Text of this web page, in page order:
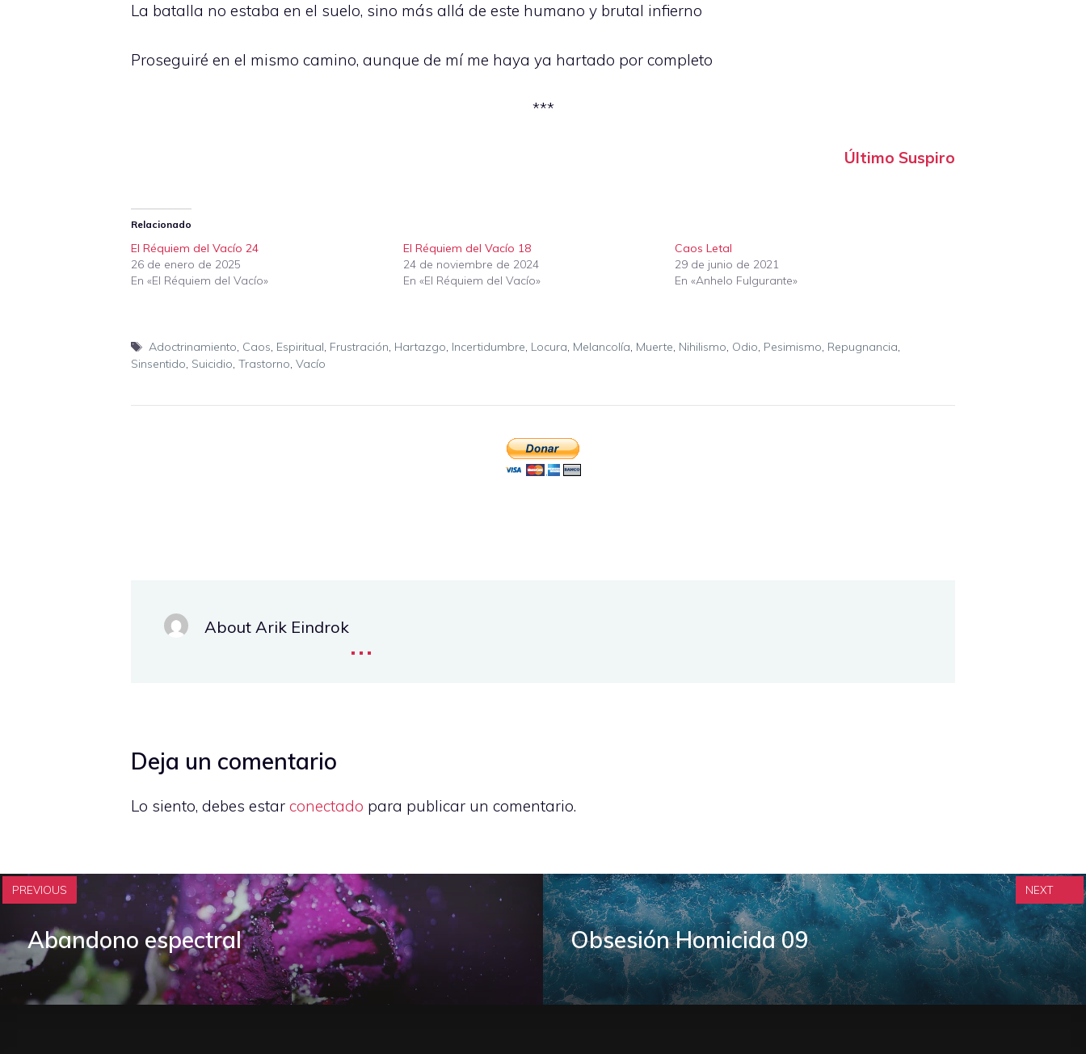
La batalla no estaba en el suelo, sino más allá de este humano y brutal infierno
Proseguiré en el mismo camino, aunque de mí me haya ya hartado por completo
***
Último Suspiro
Relacionado
El Réquiem del Vacío 24
26 de enero de 2025
En «El Réquiem del Vacío»
El Réquiem del Vacío 18
24 de noviembre de 2024
En «El Réquiem del Vacío»
Caos Letal
29 de junio de 2021
En «Anhelo Fulgurante»
Etiquetas
Adoctrinamiento, Caos, Espiritual, Frustración, Hartazgo, Incertidumbre, Locura, Melancolía, Muerte, Nihilismo, Odio, Pesimismo, Repugnancia,
Sinsentido, Suicidio, Trastorno, Vacío
About Arik Eindrok...
Deja un comentario
Lo siento, debes estar conectado para publicar un comentario.
PREVIOUS
Abandono espectral Obsesión Homicida 09
NEXT